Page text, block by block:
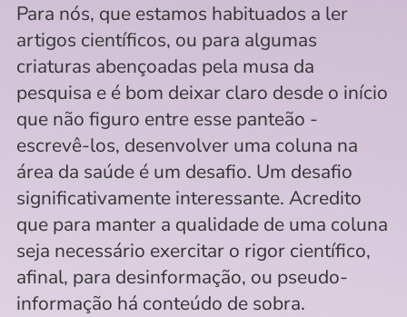
Para nós, que estamos habituados a ler
artigos científicos, ou para algumas
criaturas abençoadas pela musa da
pesquisa e é bom deixar claro desde o início
que não figuro entre esse panteão -
escrevê-los, desenvolver uma coluna na
área da saúde é um desafio. Um desafio
significativamente interessante. Acredito
que para manter a qualidade de uma coluna
seja necessário exercitar o rigor científico,
afinal, para desinformação, ou pseudo-
informação há conteúdo de sobra.